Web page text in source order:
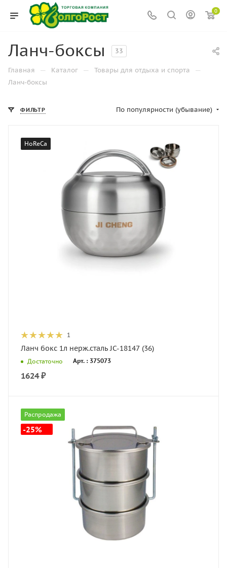
0
Ланч-боксы 33
Главная — Каталог — Товары для отдыха и спорта —
Ланч-боксы
ФИЛЬТР По популярности (убывание)
HoReCa
1
Ланч бокс 1л нерж.сталь JC-18147 (36)
Достаточно Арт. : 375073
1624₽
Распродажа
-25%